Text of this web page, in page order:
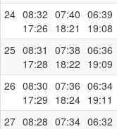
24 08:32
17:26
07:40
18:21
06:39
19:08
25 08:31
17:28
07:38
18:22
06:36
19:09
26 08:30
17:29
07:36
18:24
06:34
19:11
27 08:28 07:34 06:32